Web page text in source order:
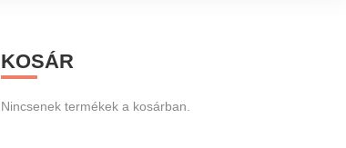
Primary
Sidebar
KOSÁR
Nincsenek termékek a kosárban.